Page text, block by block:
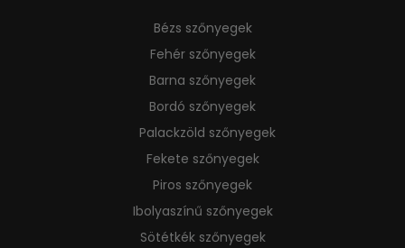
Bézs szőnyegek
Fehér szőnyegek
Barna szőnyegek
Bordó szőnyegek
Palackzöld szőnyegek
Fekete szőnyegek
Piros szőnyegek
Ibolyaszínű szőnyegek
Sötétkék szőnyegek